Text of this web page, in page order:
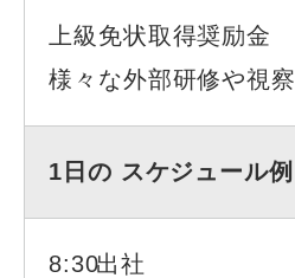
上級免状取得奨励金
様々な外部研修や視察
1日の スケジュール例
8:30出社